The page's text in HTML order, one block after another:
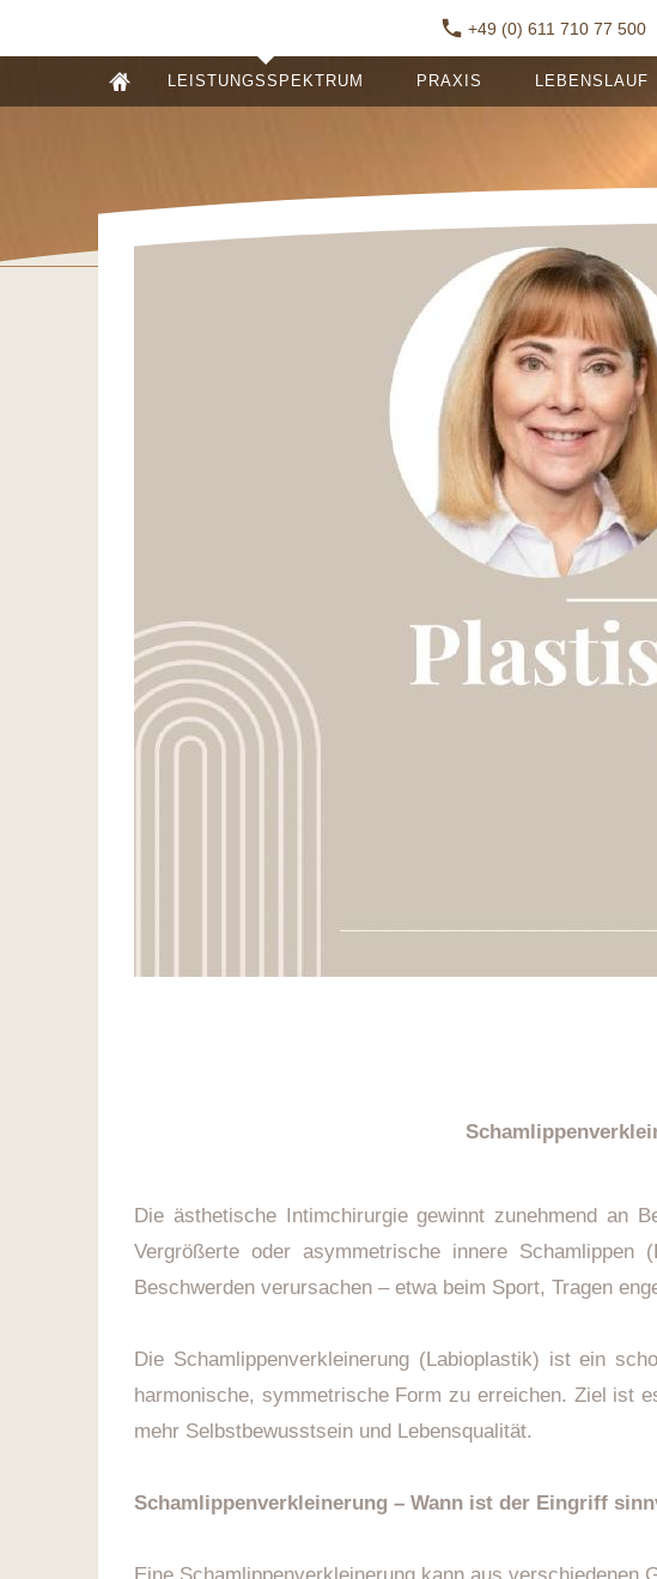
+49 (0) 611 710 77 500
LEISTUNGSSPEKTRUM PRAXIS LEBENSLAUF
Die ästhetische Intimchirurgie gewinnt zunehmend an
Vergrößerte oder asymmetrische innere
Beschwerden verursachen – etwa beim Sport, Tragen
Die Schamlippenverkleinerung (Labioplastik) ist ein
harmonische, symmetrische Form zu erreichen. Ziel ist
mehr Selbstbewusstsein und Lebensqualität.
Schamlippenverkleinerung – Wann ist der Eingriff